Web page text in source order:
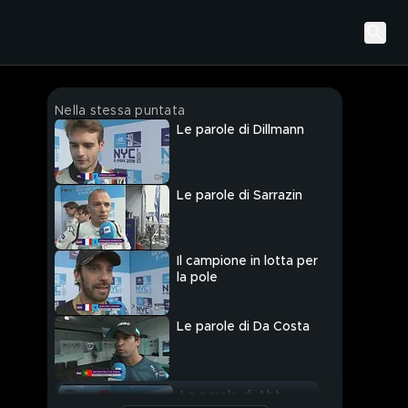
Nella stessa puntata
Le parole di Dillmann
Le parole di Sarrazin
Il campione in lotta per
la pole
Le parole di Da Costa
Le parole di Abt